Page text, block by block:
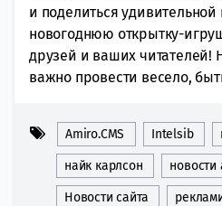
и поделиться
новогоднюю открытку-
друзей и ваших читателей!
важно провести весело,
Amiro.CMS Intelsib
найк карлсон новости
Новости сайта